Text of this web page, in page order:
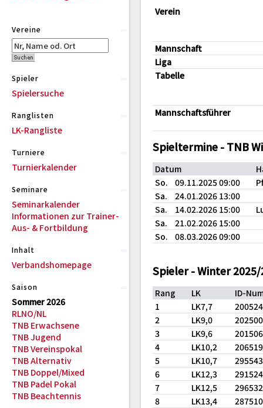
Vereine
Spieler
Spielersuche
Ranglisten
LK-Rangliste
Turniere
Turnierkalender
Seminare
Seminarkalender
Informationen zur Trainer-
Aus- & Fortbildung
Inhalt
Verbandshomepage
Saison
Sommer 2026
RLNO/NL
TNB Erwachsene
TNB Jugend
TNB Vereinspokal
TNB Alternativ
TNB Doppel/Mixed
TNB Padel Pokal
TNB Beachtennis
Verein
Mannschaft
Liga
Tabelle
Mannschaftsführer
Spieltermine - TNB
Datum
So.
09.11.2025 09:00
Sa.
24.01.2026 13:00
Sa.
14.02.2026 15:00
Sa.
21.02.2026 15:00
So.
08.03.2026 09:00
Spieler - Winter 2025/
Rang LK
ID-
1
LK7,7
2
LK9,0
3
LK9,6
4
LK10,2
5
LK10,7
6
LK12,3
7
LK12,5
8
LK13,4